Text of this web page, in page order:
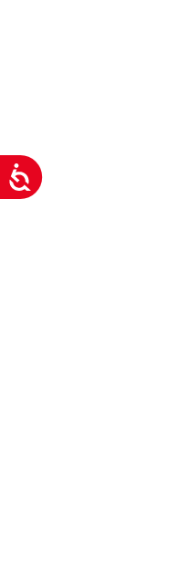
Pressione
Control-
Acessibilidade